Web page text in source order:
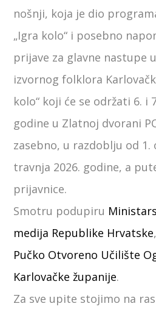
nošnji, koja je dio
„Igra kolo“ i posebno
prijave za glavne nastupe
izvornog folklora
kolo“ koji će se održati 6. i
godine u Zlatnoj dvorani
zasebno, u razdoblju od 1.
travnja 2026. godine, a
prijavnice.
Smotru podupiru
medija Republike Hrvatske
Pučko Otvoreno Učilište
Karlovačke županije.
Za sve upite stojimo na